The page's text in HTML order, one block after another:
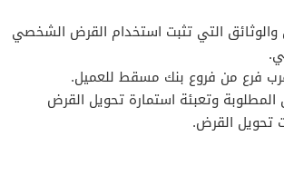
والوثائق التي تثبت استخدام القرض الشخصي
فرع من فروع بنك مسقط للعميل.
المطلوبة وتعبئة استمارة تحويل القرض
تحويل القرض.